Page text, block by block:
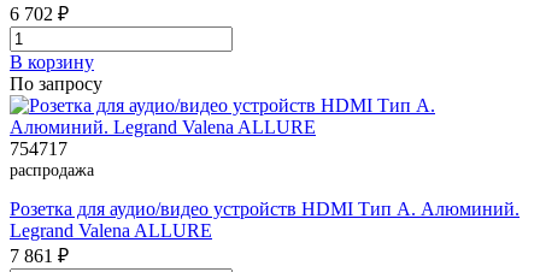
6 702 ₽
В корзинy
По запросу
754717
распродажа
Розетка для аудио/видео устройств HDMI Тип А. Алюминий.
Legrand Valena ALLURE
7 861 ₽